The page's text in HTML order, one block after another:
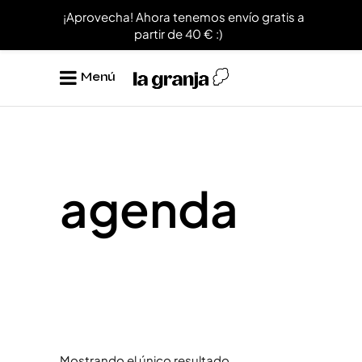
Menú
agenda
¡Aprovecha! Ahora tenemos envío gratis a
partir de 40 € :)